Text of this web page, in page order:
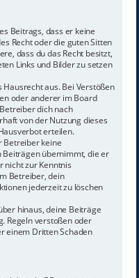
Beitrags, dass er keine
Recht oder die guten Sitten
dass du das Recht besitzt,
Links und Bilder zu setzen
aus. Bei Verstößen
oder anderer im Board
dich nach
von der Nutzung dieses
erteilen.
Betreiber keine
übernimmt, die er
nicht zur Kenntnis
Betreiber, dein
jederzeit zu löschen
hinaus, deine Beiträge
Regeln verstoßen oder
einem Dritten Schaden